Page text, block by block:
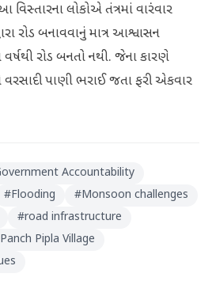
લોકોએ તંત્રમાં વારંવાર
રોડ બનાવવાનું માત્ર આશ્વાસન
રોડ બનતો નથી. જેના કારણે
પાણી ભરાઈ જતા ફરી એકવાર
Accountability
#Flooding #Monsoon challenges
#road infrastructure
Panch Pipla Village